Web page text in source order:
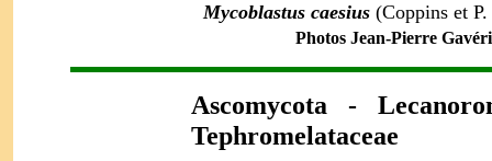
Mycoblastus caesius (Coppins et
Photos Jean-Pierre
Ascomycota -
Tephromelataceae